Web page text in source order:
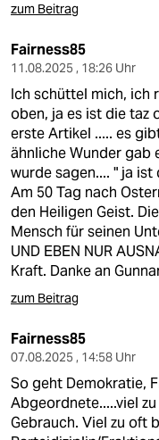
zum Beitrag
Fairness85
11.08.2025 , 18:26 Uhr
Ich schüttel mich, ich
oben, ja es ist die taz
erste Artikel ..... es
ähnliche Wunder gab
wurde sagen.... " ja
Am 50 Tag nach
den Heiligen Geist.
Mensch für seinen
UND EBEN NUR
Kraft. Danke an
zum Beitrag
Fairness85
07.08.2025 , 14:58 Uhr
So geht Demokratie,
Abgeordnete.....viel
Gebrauch. Viel zu oft